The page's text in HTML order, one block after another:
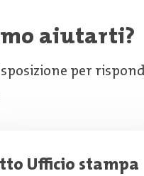
aiutarti?
per
Ufficio stampa